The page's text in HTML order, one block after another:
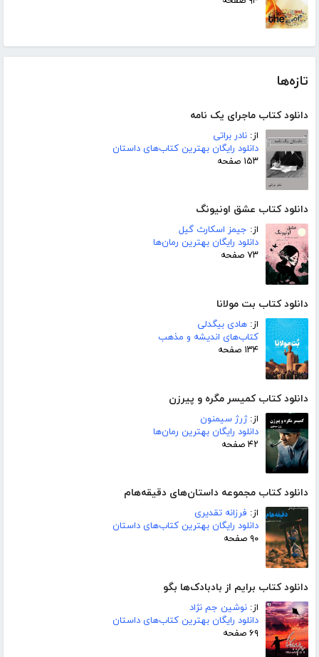
تازه‌ها
دانلود کتاب ماجرای یک نامه
از: نادر براتی
دانلود رایگان بهترین کتاب‌های داستان
۱۵۳ صفحه
دانلود کتاب عشق اونیونگ
از: جیمز اسکارث گیل
دانلود رایگان بهترین رمان‌ها
۷۳ صفحه
دانلود کتاب بت مولانا
از: هادی بیگدلی
کتاب‌های اندیشه و مذهب
۱۳۴ صفحه
دانلود کتاب کمیسر مگره و پیرزن
از:ژرژ سیمنون
دانلود رایگان بهترین رمان‌ها
۴۲ صفحه
دانلود کتاب مجموعه داستان‌های دقیقه‌هام
از: فرزانه تقدیری
دانلود رایگان بهترین کتاب‌های داستان
۹۰ صفحه
دانلود کتاب برایم از بادبادک‌ها بگو
از: نوشین جم نژاد
دانلود رایگان بهترین کتاب‌های داستان
۶۹ صفحه